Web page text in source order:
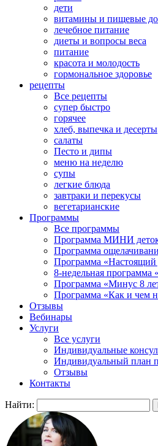
дети
витамины и пищевые
лечебное питание
диеты и вопросы веса
питание
красота и молодость
гормональное здоровье
рецепты
Все рецепты
супер быстро
горячее
хлеб, выпечка и десерты
салаты
Песто и дипы
меню на неделю
супы
легкие блюда
завтраки и перекусы
вегетарианские
Программы
Все программы
Программа МИНИ
Программа
Программа «Настоящий
8-недельная
Программа «Минус 8
Программа «Как и чем
Отзывы
Вебинары
Услуги
Все услуги
Индивидуальные
Индивидуальный план
Отзывы
Контакты
Найти: